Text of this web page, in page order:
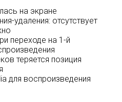
на экране
удаления: отсутствует
переходе на 1-й
теряется позиция
для воспроизведения